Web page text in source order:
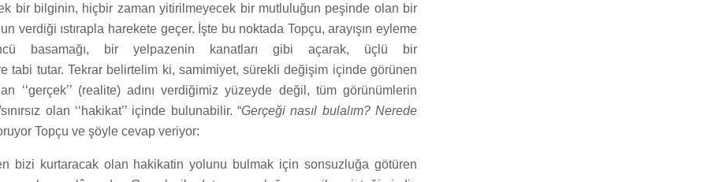
bir bilginin, hiçbir zaman yitirilmeyecek bir mutluluğun peşinde olan bir
verdiği ıstırapla harekete geçer. İşte bu noktada Topçu, arayışın eyleme
basamağı, bir yelpazenin kanatları gibi açarak, üçlü bir
tabi tutar. Tekrar belirtelim ki, samimiyet, sürekli değişim içinde görünen
‘‘gerçek’’ (realite) adını verdiğimiz yüzeyde değil, tüm görünümlerin
olan ‘‘hakikat’’ içinde bulunabilir. “Gerçeği nasıl bulalım? Nerede
Topçu ve şöyle cevap veriyor:
bizi kurtaracak olan hakikatin yolunu bulmak için sonsuzluğa götüren